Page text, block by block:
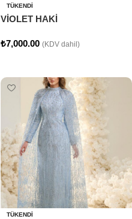
TÜKENDI
VİOLET HAKİ
₺7,000.00 (KDV dahil)
TÜKENDI